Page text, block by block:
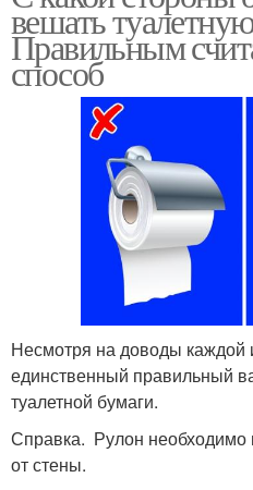
вешать
Правильным
способ
Несмотря на доводы каждой
единственный правильный
туалетной бумаги.
Справка. Рулон
от стены.